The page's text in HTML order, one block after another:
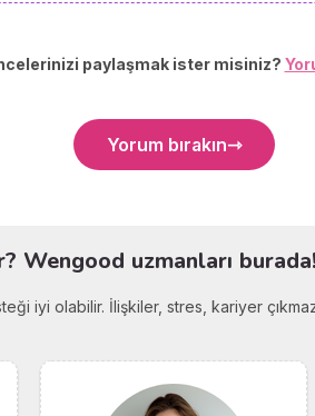
paylaşmak ister misiniz?
Yorum bırakın
Wengood uzmanları burada!
iyi olabilir. İlişkiler, stres, kariyer